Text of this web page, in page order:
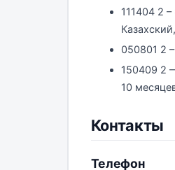
111404 2
050801 2
150409 2
10
Контакты
Телефон